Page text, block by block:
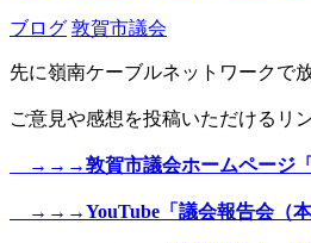
ブログ 敦賀市議会
先に嶺南ケーブルネットワークで
ご意見や感想を投稿いただけるリ
→→→敦賀市議会ホームページ
→→→YouTube「議会報告会（本